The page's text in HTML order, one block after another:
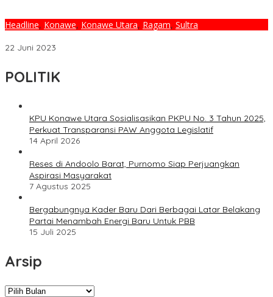
Headline, Konawe, Konawe Utara, Ragam, Sultra
22 Juni 2023
POLITIK
KPU Konawe Utara Sosialisasikan PKPU No. 3 Tahun 2025,
Perkuat Transparansi PAW Anggota Legislatif
14 April 2026
Reses di Andoolo Barat, Purnomo Siap Perjuangkan
Aspirasi Masyarakat
7 Agustus 2025
Bergabungnya Kader Baru Dari Berbagai Latar Belakang
Partai Menambah Energi Baru Untuk PBB
15 Juli 2025
Arsip
Arsip